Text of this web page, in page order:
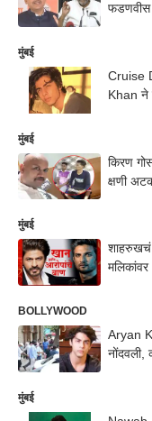
फडणवीस
मुंबई
Cruise
Khan ने
मुंबई
किरण
क्षणी
मुंबई
शाहरुखचं
मलिकांवर
BOLLYWOOD
Aryan
मुंबई